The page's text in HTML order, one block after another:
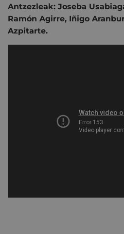
Antzezleak: Joseba
Ramón Agirre, Iñigo
Azpitarte.